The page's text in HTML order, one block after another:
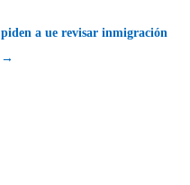
piden a ue revisar inmigración
→